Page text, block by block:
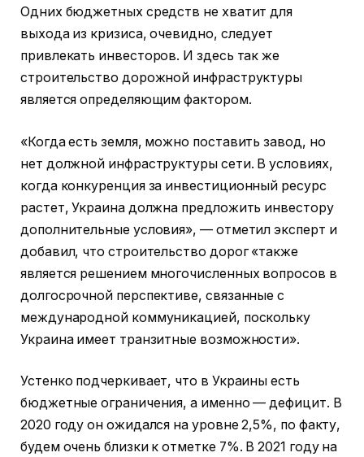
Одних бюджетных средств не хватит для
выхода из кризиса, очевидно, следует
привлекать инвесторов. И здесь так же
строительство дорожной инфраструктуры
является определяющим фактором.
«Когда есть земля, можно поставить завод, но
нет должной инфраструктуры сети. В условиях,
когда конкуренция за инвестиционный ресурс
растет, Украина должна предложить инвестору
дополнительные условия», — отметил эксперт и
добавил, что строительство дорог «также
является решением многочисленных вопросов в
долгосрочной перспективе, связанные с
международной коммуникацией, поскольку
Украина имеет транзитные возможности».
Устенко подчеркивает, что в Украины есть
бюджетные ограничения, а именно — дефицит. В
2020 году он ожидался на уровне 2,5%, по факту,
будем очень близки к отметке 7%. В 2021 году на